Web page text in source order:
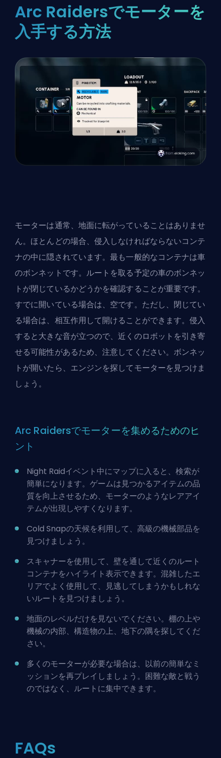
Arc Raidersでモーターを
入手する方法
モーターは通常、地面に転がっていることはありませ
ん。ほとんどの場合、侵入しなければならないコンテ
ナの中に隠されています。最も一般的なコンテナは車
のボンネットです。ルートを取る予定の車のボンネッ
トが閉じているかどうかを確認することが重要です。
すでに開いている場合は、空です。ただし、閉じてい
る場合は、相互作用して開けることができます。侵入
すると大きな音が立つので、近くのロボットを引き寄
せる可能性があるため、注意してください。ボンネッ
トが開いたら、エンジンを探してモーターを見つけま
しょう。
Arc Raidersでモーターを集めるためのヒ
ント
Night Raidイベント中にマップに入ると、検索が
簡単になります。ゲームは見つかるアイテムの品
質を向上させるため、モーターのようなレアアイ
テムが出現しやすくなります。
Cold Snapの天候を利用して、高級の機械部品を
見つけましょう。
スキャナーを使用して、壁を通して近くのルート
コンテナをハイライト表示できます。混雑したエ
リアでよく使用して、見逃してしまうかもしれな
いルートを見つけましょう。
地面のレベルだけを見ないでください。棚の上や
機械の内部、構造物の上、地下の隅を探してくだ
さい。
多くのモーターが必要な場合は、以前の簡単なミ
ッションを再プレイしましょう。困難な敵と戦う
のではなく、ルートに集中できます。
FAQs